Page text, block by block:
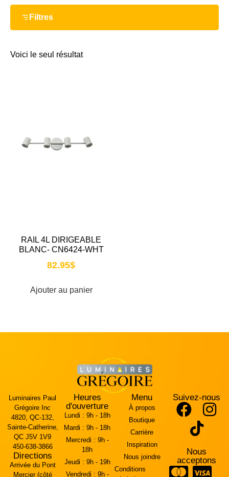
Filtres
Voici le seul résultat
RAIL 4L DIRIGEABLE
BLANC- CN6424-WHT
82.95$
Ajouter au panier
Luminaires Paul
Grégoire Inc
4820, QC-132,
Sainte-Catherine,
QC J5V 1V9
450-638-3866
Directions
Arrivée du Pont
Mercier (côté
Heures
d'ouverture
Lundi : 9h - 18h
Mardi : 9h - 18h
Mercredi : 9h -
18h
Jeudi : 9h - 19h
Vendredi : 9h -
Menu
À propos
Boutique
Carrière
Inspiration
Nous joindre
Conditions
Suivez-nous
Nous
acceptons